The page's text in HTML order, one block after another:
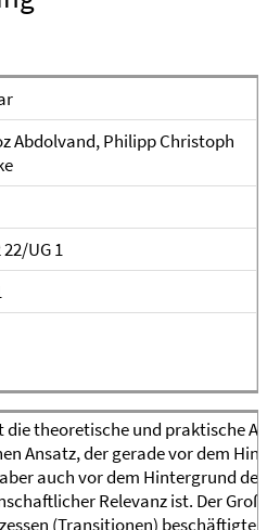
Abdolvand, Philipp Christoph
UG 1
die theoretische und praktische
Ansatz, der gerade vor dem
auch vor dem Hintergrund der
Relevanz ist. Der
(Transitionen) beschäftigten,